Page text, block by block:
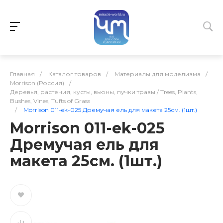
Главная / Каталог товаров / Материалы для моделизма
/
Morrison (Россия)
/
Деревья, растения, кусты, вьюны, пучки травы / Trees, Plants,
Bushes, Vines, Tufts of Grass
/
Morrison 011-ek-025 Дремучая ель для макета 25см. (1шт.)
Morrison 011-ek-025
Дремучая ель для
макета 25см. (1шт.)